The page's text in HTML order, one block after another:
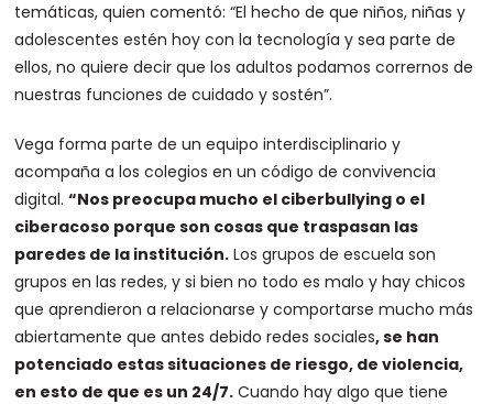
temáticas, quien comentó: “El hecho de que niños, niñas y
adolescentes estén hoy con la tecnología y sea parte de
ellos, no quiere decir que los adultos podamos corrernos de
nuestras funciones de cuidado y sostén”.
Vega forma parte de un equipo interdisciplinario y
acompaña a los colegios en un código de convivencia
digital.“Nos preocupa mucho el ciberbullying o el
ciberacoso porque son cosas que traspasan las
paredes de la institución. Los grupos de escuela son
grupos en las redes, y si bien no todo es malo y hay chicos
que aprendieron a relacionarse y comportarse mucho más
abiertamente que antes debido redes sociales, se han
potenciado estas situaciones de riesgo, de violencia,
en esto de que es un 24/7. Cuando hay algo que tiene